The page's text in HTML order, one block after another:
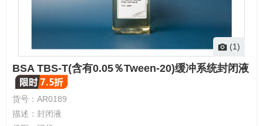
(1)
BSA TBS-T(含有0.05％Tween-20)缓冲系统封闭液
货号： AR0189
描述： 封闭液